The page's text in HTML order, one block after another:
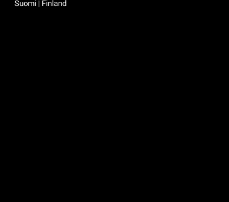
Suomi | Finland